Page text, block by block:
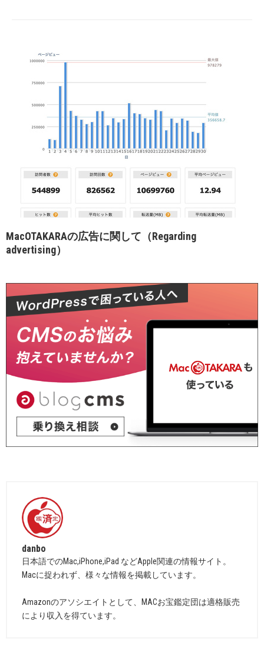
MacOTAKARAの広告に関して（Regarding
advertising）
danbo
日本語でのMac,iPhone,iPad などApple関連の情報サイト。
Macに捉われず、様々な情報を掲載しています。
Amazonのアソシエイトとして、MACお宝鑑定団は適格販売
により収入を得ています。